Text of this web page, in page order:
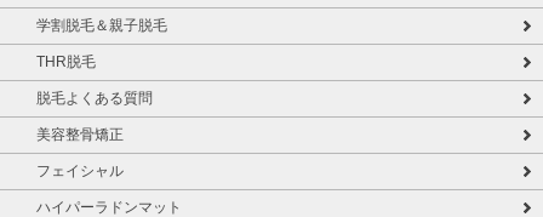
学割脱毛＆親子脱毛
THR脱毛
脱毛よくある質問
美容整骨矯正
フェイシャル
ハイパーラドンマット